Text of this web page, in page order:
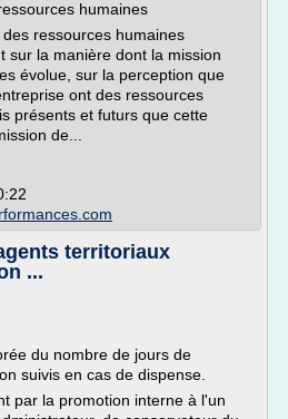
humaines
ressources humaines
sur la manière dont la mission
évolue, sur la perception que
ont des ressources
présents et futurs que cette
de...
territoriaux
...
du nombre de jours de
suivis en cas de dispense.
par la promotion interne à l'un